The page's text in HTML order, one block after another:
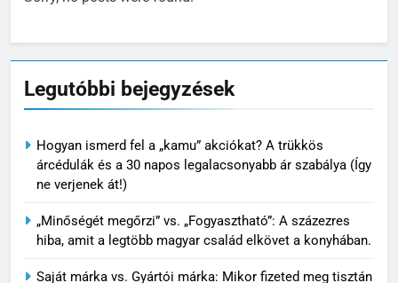
Legutóbbi bejegyzések
Hogyan ismerd fel a „kamu” akciókat? A trükkös
árcédulák és a 30 napos legalacsonyabb ár szabálya (Így
ne verjenek át!)
„Minőségét megőrzi” vs. „Fogyasztható”: A százezres
hiba, amit a legtöbb magyar család elkövet a konyhában.
Saját márka vs. Gyártói márka: Mikor fizeted meg tisztán